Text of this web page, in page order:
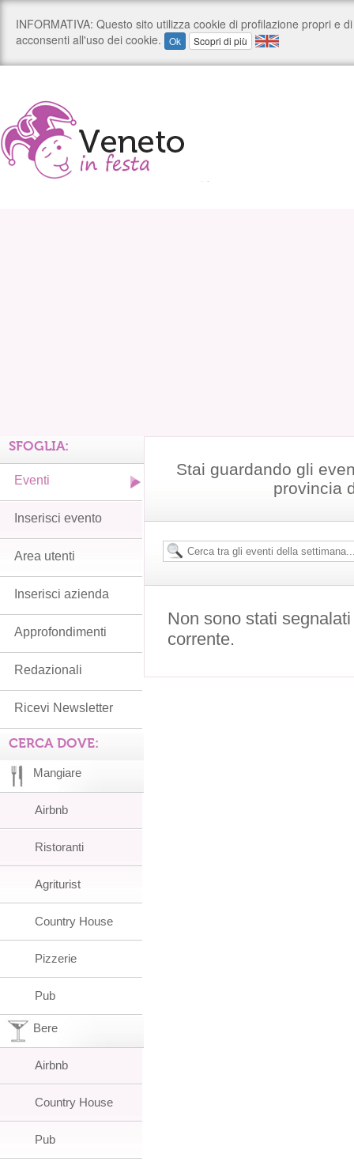
Stai guardando gli
provincia
Non sono stati
corrente.
SFOGLIA:
Eventi
Inserisci evento
Area utenti
Inserisci azienda
Approfondimenti
Redazionali
Ricevi Newsletter
CERCA DOVE:
Mangiare
Airbnb
Ristoranti
Agriturist
Country House
Pizzerie
Pub
Bere
Airbnb
Country House
Pub